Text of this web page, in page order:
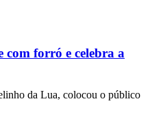
forró e celebra a
da Lua, colocou o público